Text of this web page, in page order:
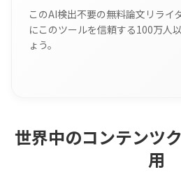
このAI検出不要の無料論文リライ
にこのツールを信頼する100万人
ょう。
世界中のコンテンツ
用